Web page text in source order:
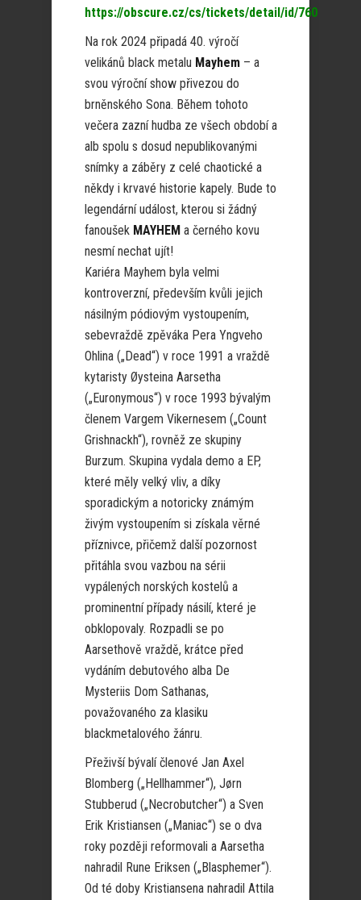
https://obscure.cz/cs/tickets/detail/id/760
Na rok 2024 připadá 40. výročí
velikánů black metalu Mayhem – a
svou výroční show přivezou do
brněnského Sona. Během tohoto
večera zazní hudba ze všech období a
alb spolu s dosud nepublikovanými
snímky a záběry z celé chaotické a
někdy i krvavé historie kapely. Bude to
legendární událost, kterou si žádný
fanoušek MAYHEM a černého kovu
nesmí nechat ujít!
Kariéra Mayhem byla velmi
kontroverzní, především kvůli jejich
násilným pódiovým vystoupením,
sebevraždě zpěváka Pera Yngveho
Ohlina („Dead“) v roce 1991 a vraždě
kytaristy Øysteina Aarsetha
(„Euronymous“) v roce 1993 bývalým
členem Vargem Vikernesem („Count
Grishnackh“), rovněž ze skupiny
Burzum. Skupina vydala demo a EP,
které měly velký vliv, a díky
sporadickým a notoricky známým
živým vystoupením si získala věrné
příznivce, přičemž další pozornost
přitáhla svou vazbou na sérii
vypálených norských kostelů a
prominentní případy násilí, které je
obklopovaly. Rozpadli se po
Aarsethově vraždě, krátce před
vydáním debutového alba De
Mysteriis Dom Sathanas,
považovaného za klasiku
blackmetalového žánru.
Přeživší bývalí členové Jan Axel
Blomberg („Hellhammer“), Jørn
Stubberud („Necrobutcher“) a Sven
Erik Kristiansen („Maniac“) se o dva
roky později reformovali a Aarsetha
nahradil Rune Eriksen („Blasphemer“).
Od té doby Kristiansena nahradil Attila